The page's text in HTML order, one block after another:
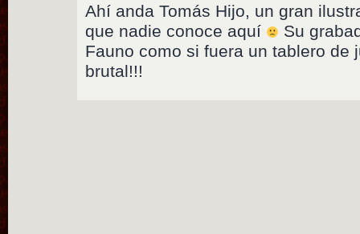
Ahí anda Tomás Hijo, un gran
que nadie conoce aquí
Su
Fauno como si fuera un tablero de
brutal!!!